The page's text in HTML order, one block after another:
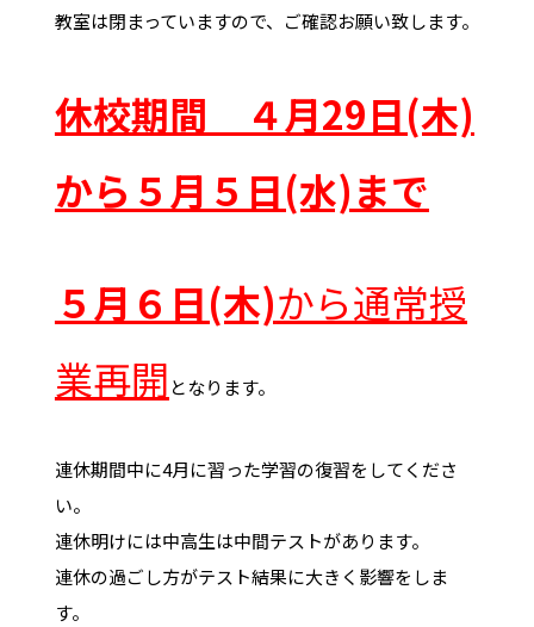
教室は閉まっていますので、ご確認お願い致します。
休校期間 ４月29日(木)
から５月５日(水)まで
５月６日(木)から通常授
業再開 となります。
連休期間中に4月に習った学習の復習をしてくださ
い。
連休明けには中高生は中間テストがあります。
連休の過ごし方がテスト結果に大きく影響をしま
す。